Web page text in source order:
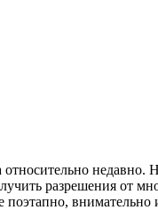
недавно.
разрешения от
внимательно